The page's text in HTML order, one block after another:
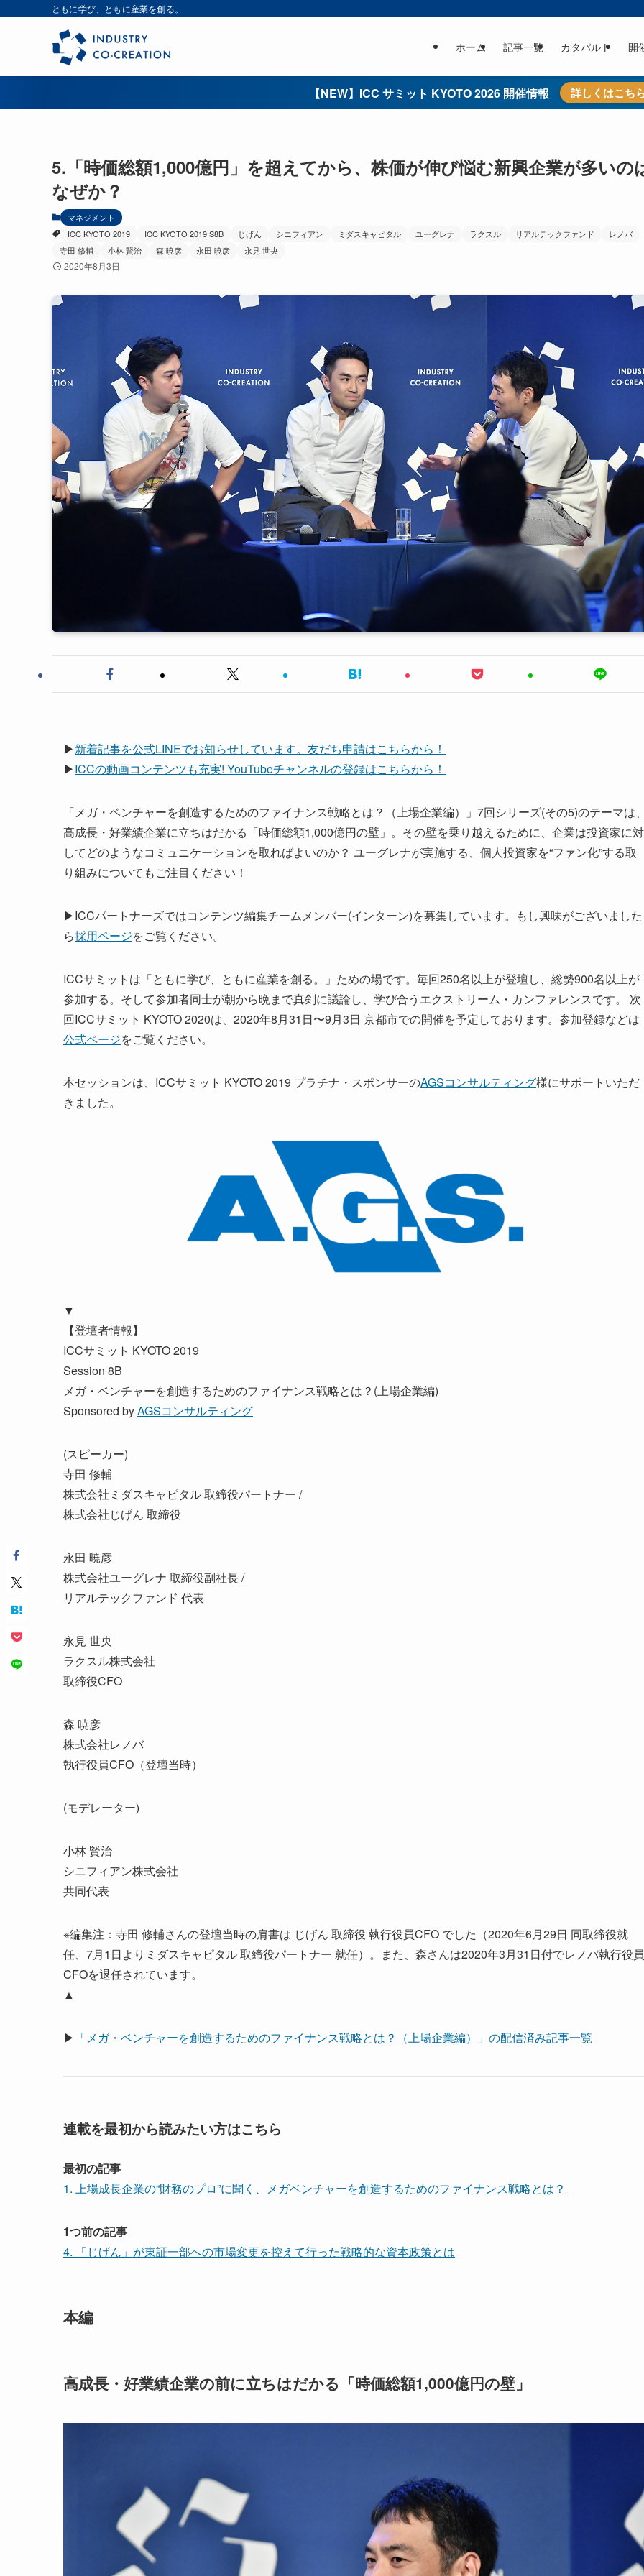
ともに学び、ともに産業を創る。
ホーム 記事一覧 カタパルト 開
【NEW】ICC サミット KYOTO 2026 開催情報 詳しくはこち
5.「時価総額1,000億円」を超えてから、株価が伸び悩む新興企業が多いの
なぜか？
マネジメント
ICC KYOTO 2019
ICC KYOTO 2019 S8B じげん シニフィアン ミダスキャピタル ユーグレナ ラクスル リアルテックファンド
レノバ
寺田 修輔
小林 賢治 森 暁彦 永田 暁彦 永見 世央
2020年8月3日
▶新着記事を公式LINEでお知らせしています。友だち申請はこちらから！
▶ICCの動画コンテンツも充実! YouTubeチャンネルの登録はこちらから！
「メガ・ベンチャーを創造するためのファイナンス戦略とは？（上場企業編）」7回シリーズ(その5)のテーマは
高成長・好業績企業に立ちはだかる「時価総額1,000億円の壁」。その壁を乗り越えるために、企業は投資家に対
してどのようなコミュニケーションを取ればよいのか？ ユーグレナが実施する、個人投資家を“ファン化”する取
り組みについてもご注目ください！
▶ICCパートナーズではコンテンツ編集チームメンバー(インターン)を募集しています。もし興味がございました
ら採用ページをご覧ください。
ICCサミットは「ともに学び、ともに産業を創る。」ための場です。毎回250名以上が登壇し、総勢900名以上が
参加する。そして参加者同士が朝から晩まで真剣に議論し、学び合うエクストリーム・カンファレンスです。 次
回ICCサミット KYOTO 2020は、2020年8月31日〜9月3日 京都市での開催を予定しております。参加登録などは
公式ページをご覧ください。
本セッションは、ICCサミット KYOTO 2019 プラチナ・スポンサーのAGSコンサルティング様にサポートいただ
きました。
▼
【登壇者情報】
ICCサミット KYOTO 2019
Session 8B
メガ・ベンチャーを創造するためのファイナンス戦略とは？(上場企業編)
Sponsored byAGSコンサルティング
(スピーカー)
寺田 修輔
株式会社ミダスキャピタル 取締役パートナー /
株式会社じげん 取締役
永田 暁彦
株式会社ユーグレナ 取締役副社長 /
リアルテックファンド 代表
永見 世央
ラクスル株式会社
取締役CFO
森 暁彦
株式会社レノバ
執行役員CFO（登壇当時）
(モデレーター)
小林 賢治
シニフィアン株式会社
共同代表
※編集注：寺田 修輔さんの登壇当時の肩書は じげん 取締役 執行役員CFO でした（2020年6月29日 同取締役就
任、7月1日よりミダスキャピタル 取締役パートナー 就任）。また、森さんは2020年3月31日付でレノバ執行役員
CFOを退任されています。
▲
▶ 「メガ・ベンチャーを創造するためのファイナンス戦略とは？（上場企業編）」の配信済み記事一覧
連載を最初から読みたい方はこちら
最初の記事
1. 上場成長企業の“財務のプロ”に聞く、メガベンチャーを創造するためのファイナンス戦略とは？
1つ前の記事
4. 「じげん」が東証一部への市場変更を控えて行った戦略的な資本政策とは
本編
高成長・好業績企業の前に立ちはだかる「時価総額1,000億円の壁」